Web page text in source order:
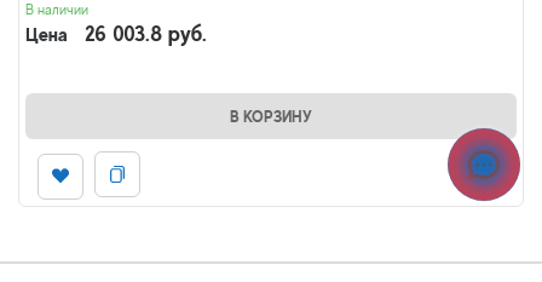
В наличии
Цена 26 003.8 руб.
В КОРЗИНУ